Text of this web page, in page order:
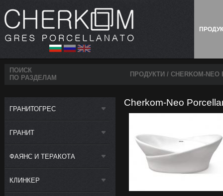
ПОИСК
ПО РАЗДЕЛАМ
ПРОДУКТИ / CHERKOM-NEO
ГРАНИТОГРЕС
ГРАНИТ
ФАЯНС И ТЕРАКОТА
КЛИНКЕР
Cherkom-Neo